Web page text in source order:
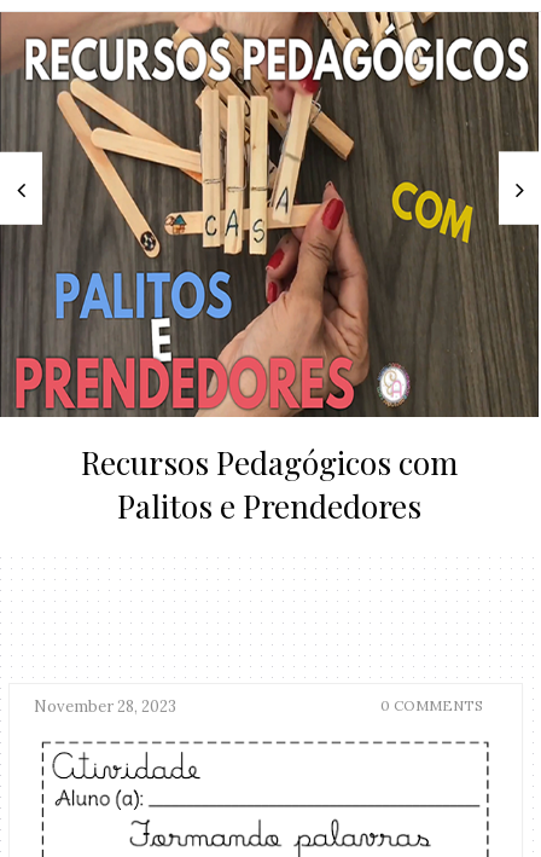
Recursos Pedagógicos com
Palitos e Prendedores
November 28, 2023 0 COMMENTS